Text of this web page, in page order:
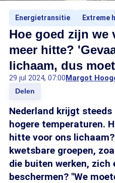
Energietransitie Extreme
Hoe goed zijn we
meer hitte?
lichaam, dus
29 jul 2024, 07:00Margot
Delen
Nederland krijgt
hogere temperaturen.
hitte voor ons
kwetsbare groepen,
die buiten werken, zich
beschermen? "We